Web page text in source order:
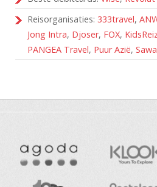
Reisorganisaties: 333travel,
Jong Intra, Djoser, FOX,
PANGEA Travel, Puur Azië,